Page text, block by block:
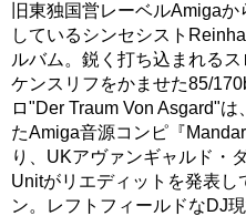
旧東独国営レーベルAmiga
しているシンセシスト
ルバム。鋭く打ち込まれる
ケンスリフをかませた85/
ロ"Der Traum Von Asgard"
たAmiga音源コンピ『
り、UKアヴァンギャルド・
Unitがリエディットを発表し
ン。レフトフィールドなDJ